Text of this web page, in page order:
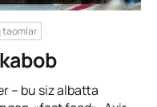
taomlar
– bu siz albatta